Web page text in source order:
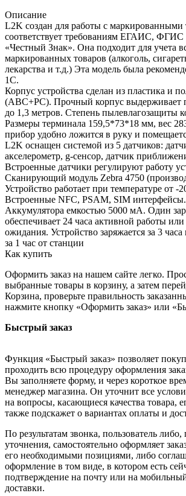
Описание
L2K создан для работы с
соответствует требованиям ЕГАИС, ФГИС
«Честный Знак». Она подходит для учета
маркированных товаров (алкоголь,
лекарства и т.д.) Эта модель была
1С.
Корпус устройства сделан из пластика и
(АВС+РС). Прочный корпус выдерживает
до 1,3 метров. Степень пылевлагозащиты
Размеры терминала 159,5*73*18 мм, вес
прибор удобно ложится в руку и
L2K оснащен системой из 5 датчиков:
акселерометр, g-сенсор, датчик
Встроенные датчики регулируют работу
Сканирующий модуль Zebra 4750
Устройство работает при температуре от -
Встроенные NFC, PSAM, SIM интерфейсы.
Аккумулятора емкостью 5000 мА. Один
обеспечивает 24 часа активной работы или
ожидания. Устройство заряжается за 3
за 1 час от станции
Как купить
Оформить заказ на нашем сайте легко.
выбранные товары в корзину, а затем
Корзина, проверьте правильность
нажмите кнопку «Оформить заказ» или
Быстрый заказ
Функция «Быстрый заказ» позволяет
проходить всю процедуру оформления
Вы заполняете форму, и через короткое
менеджер магазина. Он уточнит все
на вопросы, касающиеся качества товара,
также подскажет о вариантах оплаты и
По результатам звонка, пользователь либо,
уточнения, самостоятельно оформляет
его необходимыми позициями, либо
оформление в том виде, в котором есть
подтверждение на почту или на
доставки.